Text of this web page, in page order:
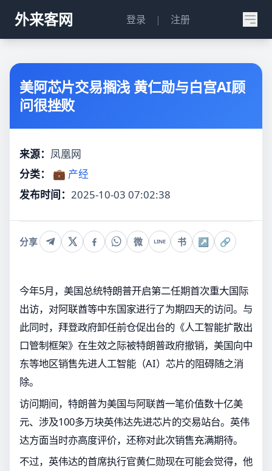
外来客网 登录 | 注册
美阿芯片交易搁浅 黄仁勋与白宫AI顾
问很挫败
来源： 凤凰网
分类：
💼 产经
发布时间： 2025-10-03 07:02:38
分享 微 LINE 书 ↗ 🔗
今年5月，美国总统特朗普开启第二任期首次重大国际
出访，对阿联酋等中东国家进行了为期四天的访问。与
此同时，拜登政府卸任前仓促出台的《人工智能扩散出
口管制框架》在生效之际被特朗普政府撤销，美国向中
东等地区销售先进人工智能（AI）芯片的阻碍随之消
除。
访问期间，特朗普为美国与阿联酋一笔价值数十亿美
元、涉及100多万块英伟达先进芯片的交易站台。英伟
达方面当时亦高度评价，还称对此次销售充满期待。
不过，英伟达的首席执行官黄仁勋现在可能会觉得，他